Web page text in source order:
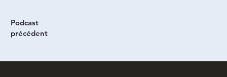
Podcast
précédent